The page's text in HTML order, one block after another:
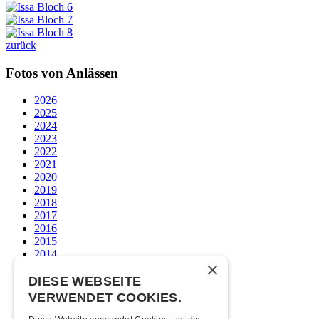
zurück
Fotos von Anlässen
2026
2025
2024
2023
2022
2021
2020
2019
2018
2017
2016
2015
2014
2012
2011
2010
×
DIESE WEBSEITE
VERWENDET COOKIES.